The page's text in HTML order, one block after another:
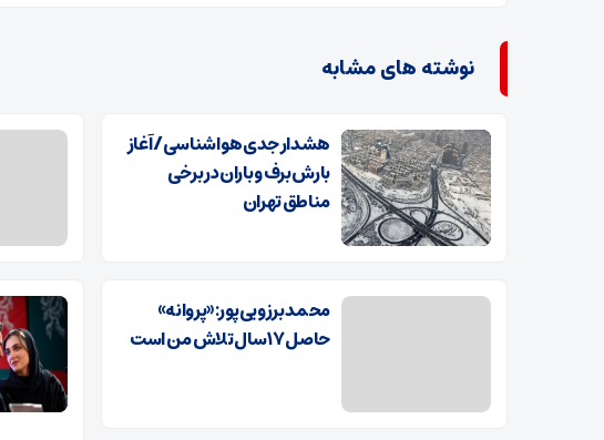
نوشته های مشابه
هشدار جدی هواشناسی/ آغاز
بارش برف و باران در برخی
مناطق تهران
محمد برزویی‌پور: «پروانه»
حاصل ۱۷ سال تلاش من است